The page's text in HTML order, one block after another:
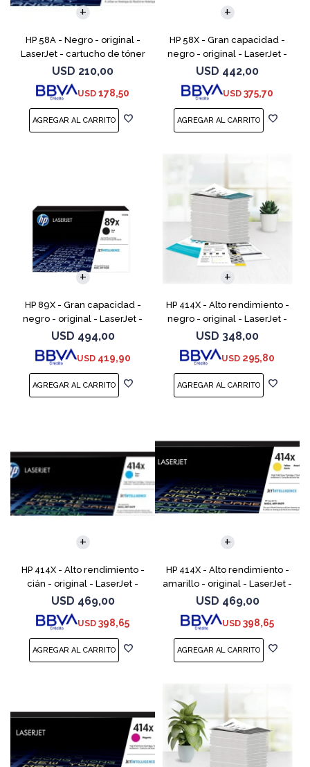
HP 58A - Negro - original -
LaserJet - cartucho de tóner
(CF258A) - para LaserJet Pro
M404dn, M404dw, M404n,
M428fdw, MFP M428dw
USD 210,00
USD 178,50
HP 58X - Gran capacidad -
negro - original - LaserJet -
cartucho de tóner (CF258X) -
para LaserJet Pro M404dn,
M404dw, M404n, M4
USD 442,00
USD 375,70
HP 89X - Gran capacidad -
negro - original - LaserJet -
cartucho de tóner (CF289X)
USD 494,00
USD 419,90
HP 414X - Alto rendimiento -
negro - original - LaserJet -
cartucho de tóner (W2020X) -
para Color LaserJet
Enterprise M455, MFP
USD 348,00
USD 295,80
HP 414X - Alto rendimiento -
cián - original - LaserJet -
cartucho de tóner (W2021X) -
para Color LaserJet
Enterprise M455, MFP
USD 469,00
USD 398,65
HP 414X - Alto rendimiento -
amarillo - original - LaserJet -
cartucho de tóner (W2022X) -
para Color LaserJet
Enterprise M455,
USD 469,00
USD 398,65